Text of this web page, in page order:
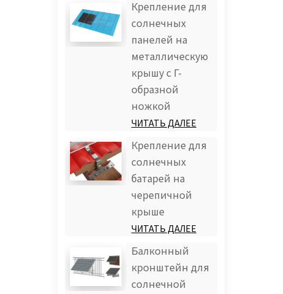
Крепление для
солнечных
панелей на
металлическую
крышу с Г-
образной
ножкой
ЧИТАТЬ ДАЛЕЕ
Крепление для
солнечных
батарей на
черепичной
крыше
ЧИТАТЬ ДАЛЕЕ
Балконный
кронштейн для
солнечной